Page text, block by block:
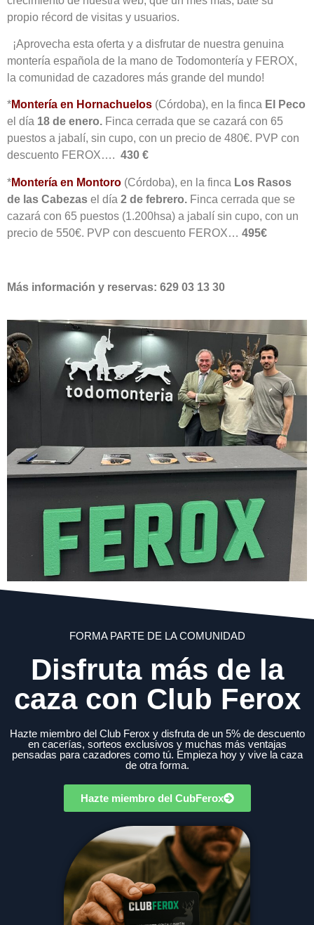
propio récord de visitas y usuarios.
¡Aprovecha esta oferta y a disfrutar de nuestra genuina
montería española de la mano de Todomontería y FEROX,
la comunidad de cazadores más grande del mundo!
*Montería en Hornachuelos (Córdoba), en la finca El Peco
el día 18 de enero. Finca cerrada que se cazará con 65
puestos a jabalí, sin cupo, con un precio de 480€. PVP con
descuento FEROX…. 430 €
*Montería en Montoro (Córdoba), en la finca Los Rasos
de las Cabezas el día 2 de febrero. Finca cerrada que se
cazará con 65 puestos (1.200hsa) a jabalí sin cupo, con un
precio de 550€. PVP con descuento FEROX… 495€
Más información y reservas: 629 03 13 30
FORMA PARTE DE LA COMUNIDAD
Disfruta más de la
caza con Club Ferox
Hazte miembro del Club Ferox y disfruta de un 5% de descuento
en cacerías, sorteos exclusivos y muchas más ventajas
pensadas para cazadores como tú. Empieza hoy y vive la caza
de otra forma.
Hazte miembro del CubFerox